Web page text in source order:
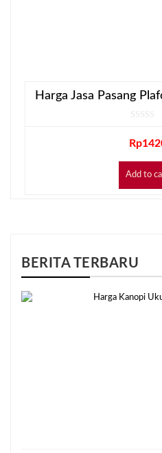
Harga Jasa Pasang
Rp
Add to
BERITA TERBARU